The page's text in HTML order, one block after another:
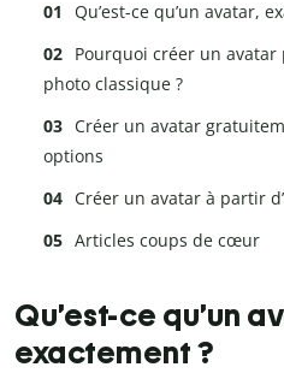
Qu’est-ce qu’un avatar,
Pourquoi créer un
photo classique ?
Créer un avatar
options
Créer un avatar à partir
Articles coups de cœur
Qu’est-ce qu’un
exactement ?